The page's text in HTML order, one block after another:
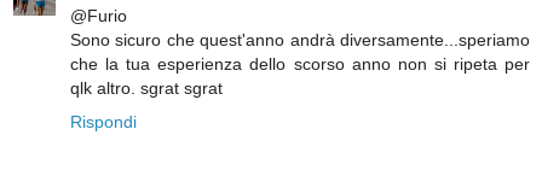
@Furio
Sono sicuro che quest'anno andrà diversamente...speriamo
che la tua esperienza dello scorso anno non si ripeta per
qlk altro. sgrat sgrat
Rispondi